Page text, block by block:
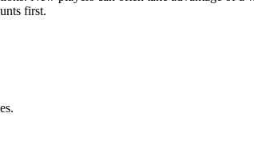
first.